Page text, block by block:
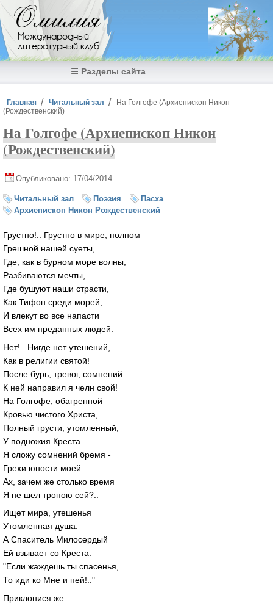
Перейти к основному содержанию
Омилия
Международный
литературный клуб
☰ Разделы сайта
Вы здесь
Главная Читальный зал
На Голгофе (Архиепископ Никон
(Рождественский)
На Голгофе (Архиепископ Никон
(Рождественский)
Опубликовано: 17/04/2014
Читальный зал Поэзия
Пасха
Архиепископ Никон Рождественский
Грустно!.. Грустно в мире, полном
Грешной нашей суеты,
Где, как в бурном море волны,
Разбиваются мечты,
Где бушуют наши страсти,
Как Тифон среди морей,
И влекут во все напасти
Всех им преданных людей.
Нет!.. Нигде нет утешений,
Как в религии святой!
После бурь, тревог, сомнений
К ней направил я челн свой!
На Голгофе, обагренной
Кровью чистого Христа,
Полный грусти, утомленный,
У подножия Креста
Я сложу сомнений бремя -
Грехи юности моей...
Ах, зачем же столько время
Я не шел тропою сей?..
Ищет мира, утешенья
Утомленная душа.
А Спаситель Милосердый
Ей взывает со Креста:
"Если жаждешь ты спасенья,
То иди ко Мне и пей!.."
Приклонися же